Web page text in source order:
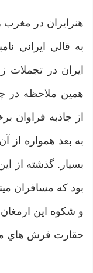
هنرايران در
به قالي ايراني
ايران در
همين ملاحظه در
از جاذبه فراوان
به بعد همواره از
بسيار. گذشته از
بود كه مسافران
و شكوه اين
حقارت فرش هاي